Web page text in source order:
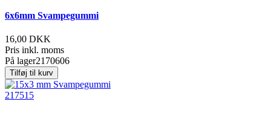
6x6mm Svampegummi
16,00 DKK
Pris inkl. moms
På lager2170606
Tilføj til kurv
217515